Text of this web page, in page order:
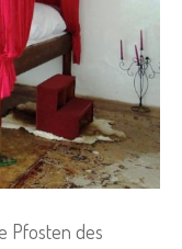
Pfosten des